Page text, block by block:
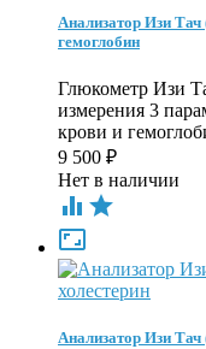
Анализатор Изи Тач
гемоглобин
Глюкометр Изи
измерения 3
крови и
9 500 ₽
Нет в наличии
 

Анализатор Изи Тач